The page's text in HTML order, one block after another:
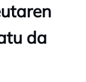
da